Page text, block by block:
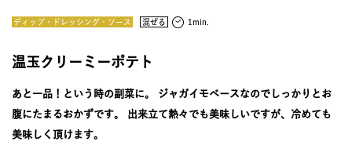
よくある質問
ディップ・ドレッシング・ソース 混ぜる 1min.
温玉クリーミーポテト
あと一品！という時の副菜に。 ジャガイモベースなのでしっかりとお
腹にたまるおかずです。 出来立て熱々でも美味しいですが、冷めても
美味しく頂けます。